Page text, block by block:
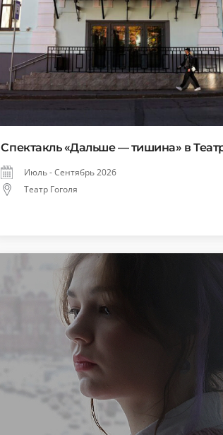
Спектакль «Дальше — тишина» в
Июль - Сентябрь 2026
Театр Гоголя